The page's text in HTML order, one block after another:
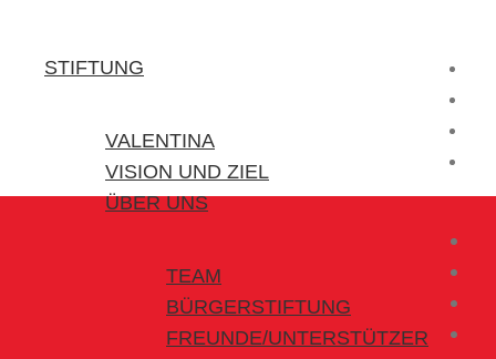
STIFTUNG
VALENTINA
VISION UND ZIEL
ÜBER UNS
TEAM
BÜRGERSTIFTUNG
FREUNDE/UNTERSTÜTZER